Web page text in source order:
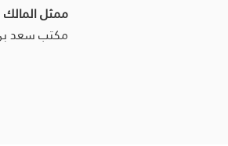
ممثل المالك
مكتب سعد